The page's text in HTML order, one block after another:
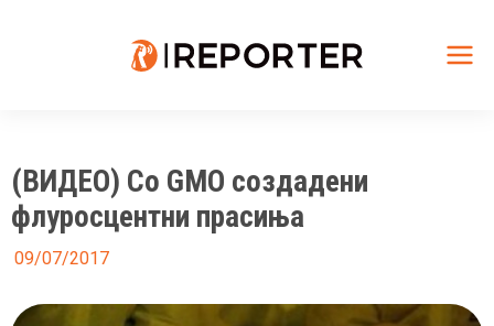
(ВИДЕО) Со GMO создадени
флуросцентни прасиња
09/07/2017